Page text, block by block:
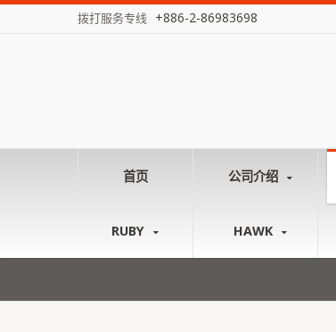
拨打服务专线 +886-2-86983698
首页 公司介绍
RUBY HAWK